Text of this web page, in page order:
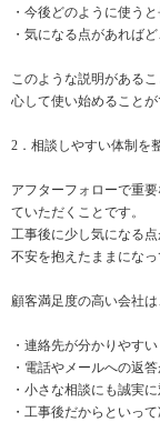
・今後どのように使う
・気になる点があれば
このような説明がある
心して使い始めること
2．相談しやすい体制を
アフターフォローで重
ていただくことです。
工事後に少し気になる
不安を抱えたままになっ
顧客満足度の高い会社は
・連絡先が分かりやすい
・電話やメールへの返
・小さな相談にも誠実
・工事後だからといっ